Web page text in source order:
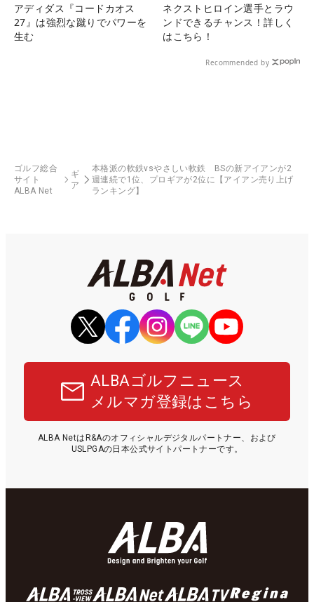
アディダス『コードカオス
27』は強烈な蹴りでパワーを
生む
ネクストヒロイン選手とラウ
ンドできるチャンス！詳しく
はこちら！
Recommended by
ゴルフ総合
サイト
ALBA Net
ギ
ア
本格派の軟鉄vsやさしい軟鉄 BSの新アイアンが2
週連続で1位、プロギアが2位に【アイアン売り上げ
ランキング】
ALBAゴルフニュース
メルマガ登録はこちら
ALBA NetはR&Aのオフィシャルデジタルパートナー、および
USLPGAの日本公式サイトパートナーです。